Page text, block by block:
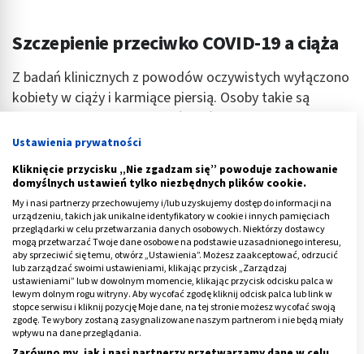
Szczepienie przeciwko COVID-19 a ciąża
Z badań klinicznych z powodów oczywistych wyłączono
kobiety w ciąży i karmiące piersią. Osoby takie są
badane w ostatniej kolejności jeśli lek nie jest
skierowany wyłącznie do nich. Przy zaszczepieniu około
chronione w sposób naturalny.
Mimo to, w badaniu klinicznym Pfizera doszło do
przypadku, że po zaszczepieniu, 8 kobiet dowiedziało
się, że jest w ciąży. Do tej pory nie odnotowano
nieprawidłowości w rozwoju płodów.
Reklama
Ustawienia prywatności
Kliknięcie przycisku „Nie zgadzam się” powoduje zachowanie
domyślnych ustawień tylko niezbędnych plików cookie.
My i nasi partnerzy przechowujemy i/lub uzyskujemy dostęp do informacji na
urządzeniu, takich jak unikalne identyfikatory w cookie i innych pamięciach
przeglądarki w celu przetwarzania danych osobowych. Niektórzy dostawcy
mogą przetwarzać Twoje dane osobowe na podstawie uzasadnionego interesu,
aby sprzeciwić się temu, otwórz „Ustawienia”. Możesz zaakceptować, odrzucić
lub zarządzać swoimi ustawieniami, klikając przycisk „Zarządzaj
ustawieniami” lub w dowolnym momencie, klikając przycisk odcisku palca w
lewym dolnym rogu witryny. Aby wycofać zgodę kliknij odcisk palca lub link w
stopce serwisu i kliknij pozycję Moje dane, na tej stronie możesz wycofać swoją
zgodę. Te wybory zostaną zasygnalizowane naszym partnerom i nie będą miały
wpływu na dane przeglądania.